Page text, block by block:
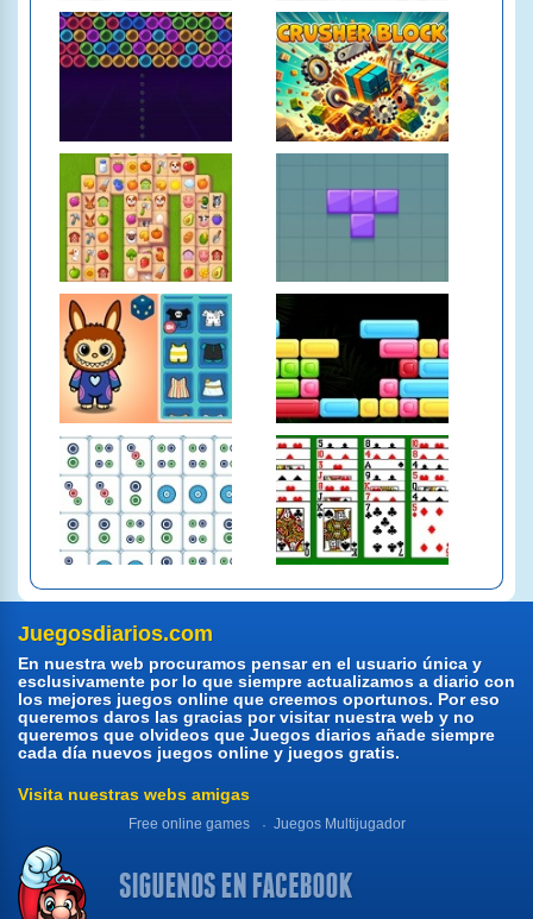
Juegosdiarios.com
En nuestra web procuramos pensar en el usuario única y
esclusivamente por lo que siempre actualizamos a diario con
los mejores juegos online que creemos oportunos. Por eso
queremos daros las gracias por visitar nuestra web y no
queremos que olvideos que Juegos diarios añade siempre
cada día nuevos juegos online y juegos gratis.
Visita nuestras webs amigas
Free online games Juegos Multijugador